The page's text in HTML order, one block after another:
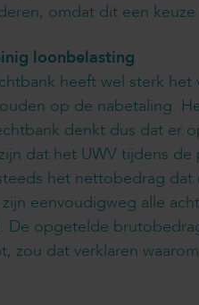
omdat dit een
loonbelasting
heeft wel sterk
op de nabetaling.
denkt dus dat er
dat het UWV tijdens
het nettobedrag
eenvoudigweg alle
opgetelde
zou dat verklaren